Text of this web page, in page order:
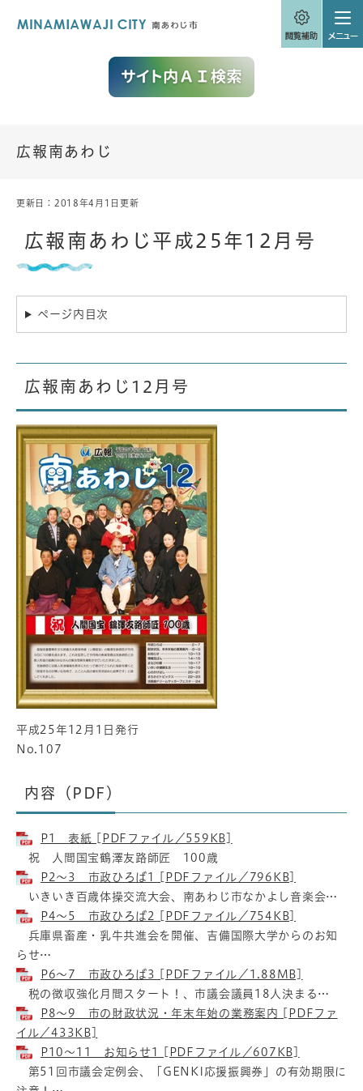
広報南あわじ
本
更新日：2018年4月1日更新
広報南あわじ平成25年12月号
ページ内目次
広報南あわじ12月号
平成25年12月1日発行
No.107
内容（PDF）
P1 表紙 [PDFファイル／559KB]
祝 人間国宝鶴澤友路師匠 100歳
P2～3 市政ひろば1 [PDFファイル／796KB]
いきいき百歳体操交流大会、南あわじ市なかよし音楽会…
P4～5 市政ひろば2 [PDFファイル／754KB]
兵庫県畜産・乳牛共進会を開催、吉備国際大学からのお知
らせ…
P6～7 市政ひろば3 [PDFファイル／1.88MB]
税の徴収強化月間スタート！、市議会議員18人決まる…
P8～9 市の財政状況・年末年始の業務案内 [PDFファ
イル／433KB]
P10～11 お知らせ1 [PDFファイル／607KB]
第51回市議会定例会、「GENKI応援振興券」の有効期限に